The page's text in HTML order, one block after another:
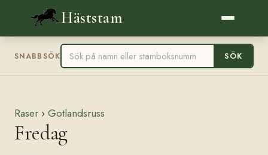
Häststam
SNABBSÖK SÖK
Raser › Gotlandsruss
Fredag